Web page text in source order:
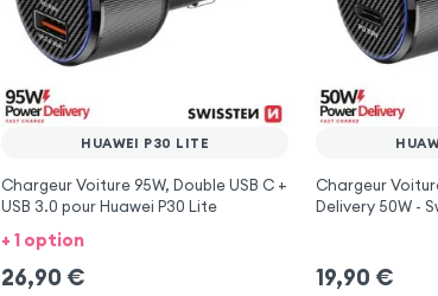
HUAWEI P30 LITE
Chargeur Voiture 95W, Double USB C +
USB 3.0 pour Huawei P30 Lite
+ 1 option
26,90 €
Chargeur
Delivery 50W -
19,90 €